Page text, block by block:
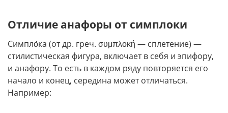
Отличие анафоры от симплоки
Симпло́ка (от др. греч. συμπλοκή — сплетение) —
стилистическая фигура, включает в себя и эпифору,
и анафору. То есть в каждом ряду повторяется его
начало и конец, середина может отличаться.
Например: